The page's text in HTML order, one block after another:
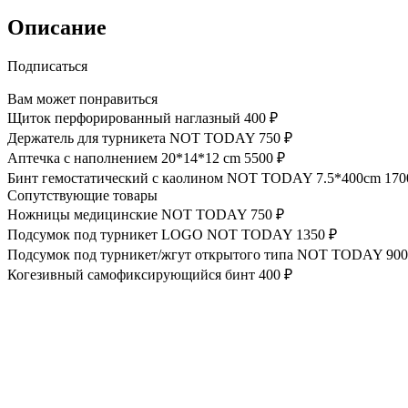
Описание
Подписаться
Вам может понравиться
Щиток перфорированный наглазный 400 ₽
Держатель для турникета NOT TODAY 750 ₽
Аптечка с наполнением 20*14*12 cm 5500 ₽
Бинт гемостатический с каолином NOT TODAY 7.5*400cm
Сопутствующие товары
Ножницы медицинские NOT TODAY 750 ₽
Подсумок под турникет LOGO NOT TODAY 1350 ₽
Подсумок под турникет/жгут открытого типа NOT TODAY
Когезивный самофиксирующийся бинт 400 ₽